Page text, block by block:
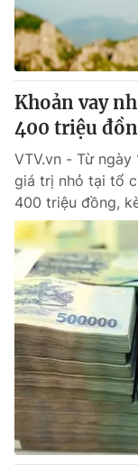
Khoản vay
400 triệu
VTV.vn - Từ
giá trị nhỏ tại tổ
400 triệu đồng,